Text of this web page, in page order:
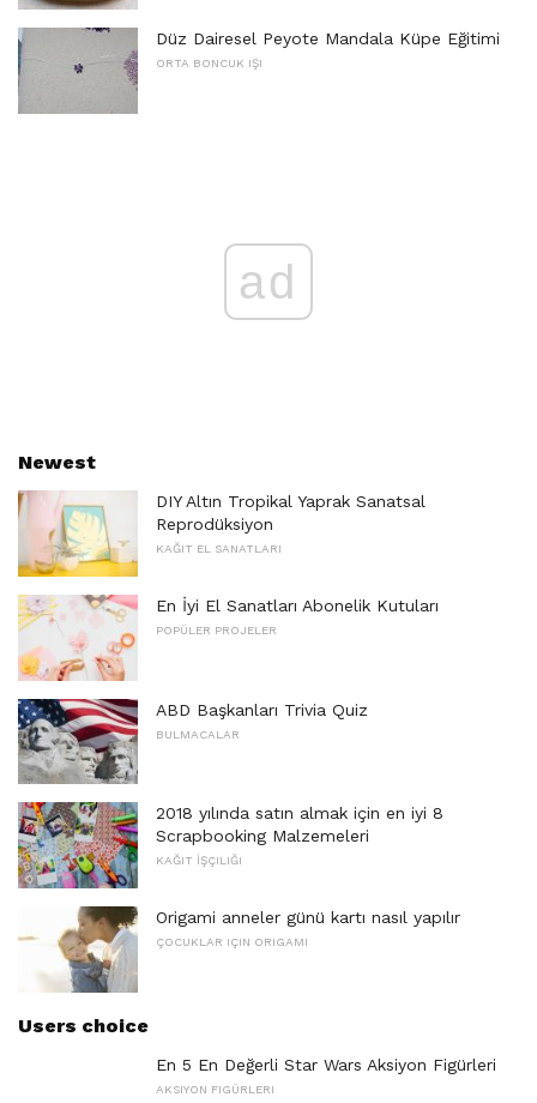
Düz Dairesel Peyote Mandala Küpe Eğitimi
ORTA BONCUK IŞI
ad
Newest
DIY Altın Tropikal Yaprak Sanatsal
Reprodüksiyon
KAĞIT EL SANATLARI
En İyi El Sanatları Abonelik Kutuları
POPÜLER PROJELER
ABD Başkanları Trivia Quiz
BULMACALAR
2018 yılında satın almak için en iyi 8
Scrapbooking Malzemeleri
KAĞIT İŞÇILIĞI
Origami anneler günü kartı nasıl yapılır
ÇOCUKLAR IÇIN ORIGAMI
Users choice
En 5 En Değerli Star Wars Aksiyon Figürleri
AKSIYON FIGÜRLERI